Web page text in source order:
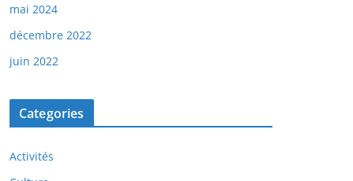
mai 2024
décembre 2022
juin 2022
Categories
Activités